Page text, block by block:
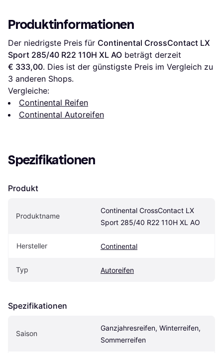
Produktinformationen
Der niedrigste Preis für Continental CrossContact LX
Sport 285/40 R22 110H XL AO
€ 333,00
3 anderen Shops.
Vergleiche:
Continental Reifen
Continental Autoreifen
Spezifikationen
Produkt
Produktname
Continental CrossContact LX
Sport 285/40 R22 110H XL AO
Hersteller Continental
Typ Autoreifen
Spezifikationen
Saison
Ganzjahresreifen, Winterreifen,
Sommerreifen